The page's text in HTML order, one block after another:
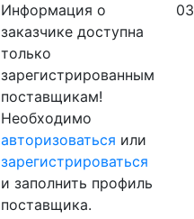
Информация о
заказчике доступна
только
зарегистрированным
поставщикам!
Необходимо
авторизоваться или
зарегистрироваться
и заполнить профиль
поставщика.